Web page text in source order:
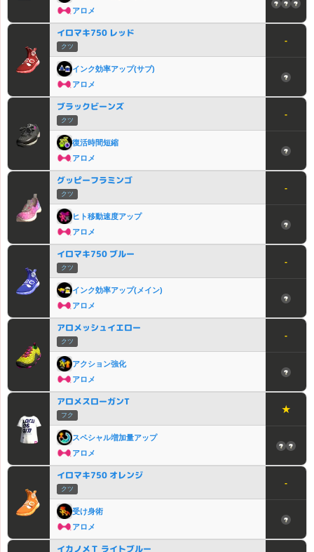
アロメ
イロマキ750 レッド
クツ
インク効率アップ(サブ)
アロメ
-
ブラックビーンズ
クツ
復活時間短縮
アロメ
-
グッピーフラミンゴ
クツ
ヒト移動速度アップ
アロメ
-
イロマキ750 ブルー
クツ
インク効率アップ(メイン)
アロメ
-
アロメッシュイエロー
クツ
アクション強化
アロメ
-
アロメスローガンT
フク
スペシャル増加量アップ
アロメ
★
イロマキ750 オレンジ
クツ
受け身術
アロメ
-
イカノメＴ ライトブルー